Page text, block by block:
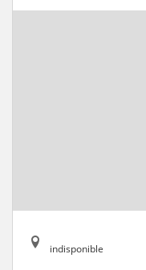
indisponible